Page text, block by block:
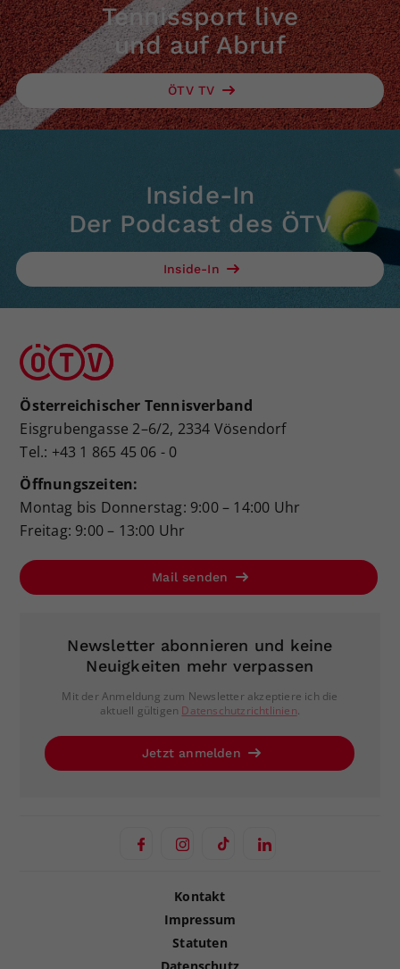
Tennissport live
und auf Abruf
ÖTV TV
Inside-In
Der Podcast des ÖTV
Inside-In
Österreichischer Tennisverband
Eisgrubengasse 2–6/2, 2334 Vösendorf
Tel.: +43 1 865 45 06 - 0
Öffnungszeiten:
Montag bis Donnerstag: 9:00 – 14:00 Uhr
Freitag: 9:00 – 13:00 Uhr
Mail senden
Newsletter abonnieren und keine
Neuigkeiten mehr verpassen
Mit der Anmeldung zum Newsletter akzeptiere ich die
aktuell gültigen Datenschutzrichtlinien.
Jetzt anmelden
Kontakt
Impressum
Statuten